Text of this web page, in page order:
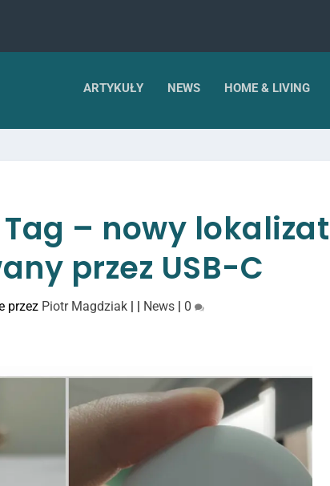
ARTYKUŁY NEWS HOME & LIVING
– nowy
przez USB-C
przez Piotr Magdziak| | News| 0